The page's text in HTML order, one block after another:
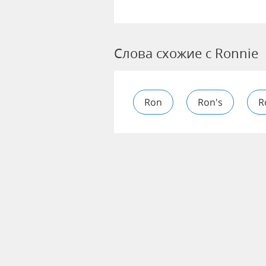
Слова схожие с Ronnie
Ron Ron's